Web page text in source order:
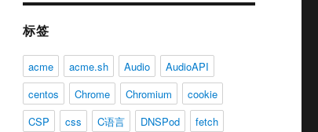
标签
acme acme.sh Audio
AudioAPI
centos
Chrome Chromium
cookie
CSP
css C语言 DNSPod
fetch